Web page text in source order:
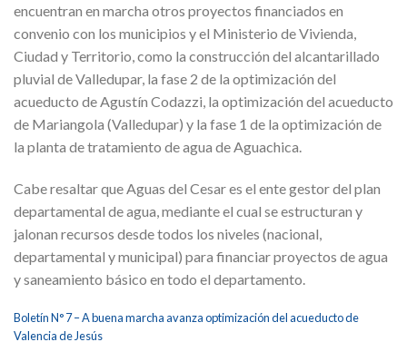
encuentran en marcha otros proyectos financiados en
convenio con los municipios y el Ministerio de Vivienda,
Ciudad y Territorio, como la construcción del alcantarillado
pluvial de Valledupar, la fase 2 de la optimización del
acueducto de Agustín Codazzi, la optimización del acueducto
de Mariangola (Valledupar) y la fase 1 de la optimización de
la planta de tratamiento de agua de Aguachica.
Cabe resaltar que Aguas del Cesar es el ente gestor del plan
departamental de agua, mediante el cual se estructuran y
jalonan recursos desde todos los niveles (nacional,
departamental y municipal) para financiar proyectos de agua
y saneamiento básico en todo el departamento.
Boletín N° 7 – A buena marcha avanza optimización del acueducto de
Valencia de Jesús